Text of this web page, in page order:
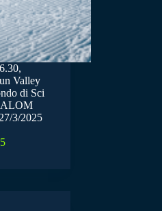
Valley
di Sci
3/2025